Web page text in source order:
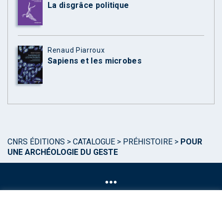
La disgrâce politique
Renaud Piarroux
Sapiens et les microbes
CNRS ÉDITIONS > CATALOGUE > PRÉHISTOIRE > POUR
UNE ARCHÉOLOGIE DU GESTE